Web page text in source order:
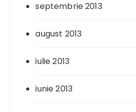
septembrie 2013
august 2013
iulie 2013
iunie 2013